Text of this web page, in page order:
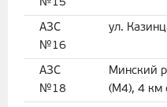
№15
АЗС
№16
ул.
АЗС
№18
Минский
(М4), 4 км